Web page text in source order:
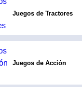
Juegos de Tractores
Juegos de Acción